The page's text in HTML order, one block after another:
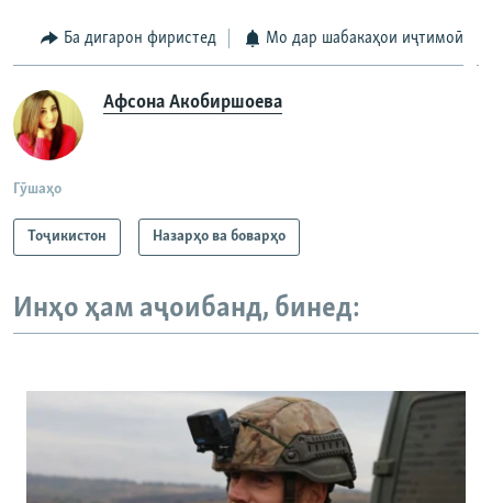
Ба дигарон фиристед Мо дар шабакаҳои иҷтимоӣ
Афсона Акобиршоева
Гӯшаҳо
Тоҷикистон Назарҳо ва боварҳо
Инҳо ҳам аҷоибанд, бинед: